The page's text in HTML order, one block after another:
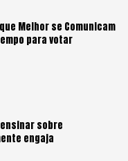
Melhor se Comunicam
para votar
sobre
engaja